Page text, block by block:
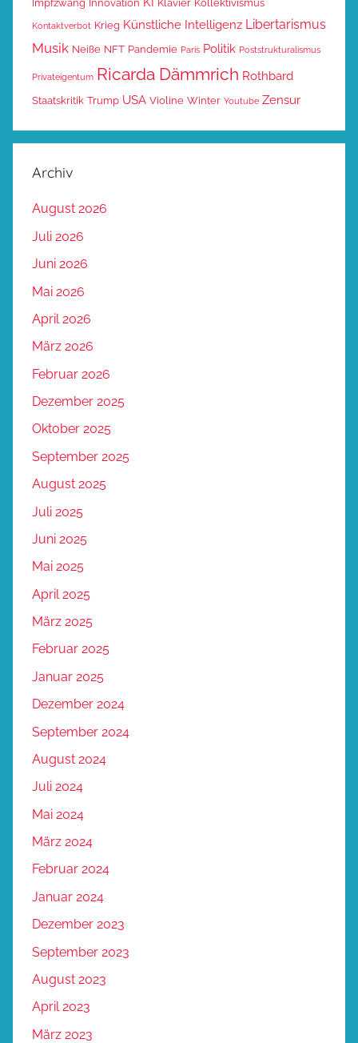
Impfzwang Innovation Klavier Kollektivismus
Kontaktverbot Krieg Künstliche Intelligenz Libertarismus
Musik Neiße NFT Pandemie Paris Politik Poststrukturalismus
Privateigentum Ricarda Dämmrich Rothbard
Staatskritik Trump USA Violine Winter Youtube Zensur
Archiv
August 2026
Juli 2026
Juni 2026
Mai 2026
April 2026
März 2026
Februar 2026
Dezember 2025
Oktober 2025
September 2025
August 2025
Juli 2025
Juni 2025
Mai 2025
April 2025
März 2025
Februar 2025
Januar 2025
Dezember 2024
September 2024
August 2024
Juli 2024
Mai 2024
März 2024
Februar 2024
Januar 2024
Dezember 2023
September 2023
August 2023
April 2023
März 2023